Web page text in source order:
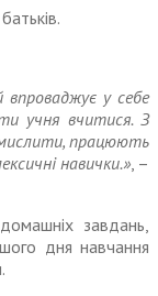
у себе
учня вчитися. З
працюють
навички.», –
завдань,
дня навчання